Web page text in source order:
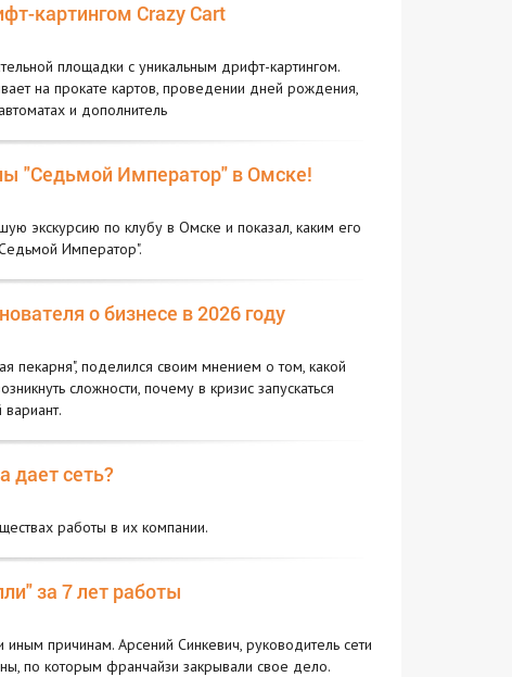
картингом Crazy Cart
площадки с уникальным дрифт-картингом.
на прокате картов, проведении дней рождения,
и дополнитель
"Седьмой Император" в Омске!
экскурсию по клубу в Омске и показал, каким его
Император".
о бизнесе в 2026 году
пекарня", поделился своим мнением о том, какой
сложности, почему в кризис запускаться
дает сеть?
работы в их компании.
за 7 лет работы
причинам. Арсений Синкевич, руководитель сети
по которым франчайзи закрывали свое дело.